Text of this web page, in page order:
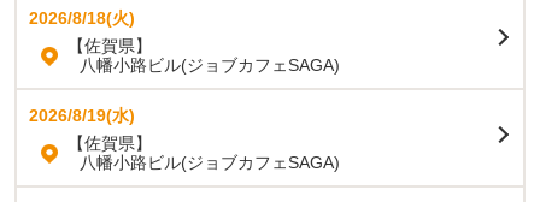
2026/8/18(火)
【佐賀県】
八幡小路ビル(ジョブカフェSAGA)
2026/8/19(水)
【佐賀県】
八幡小路ビル(ジョブカフェSAGA)